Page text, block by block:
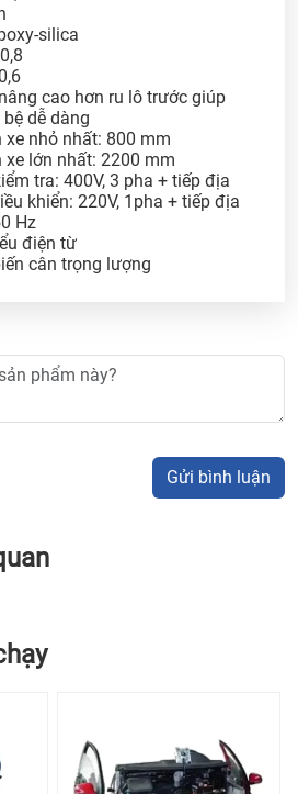
silica
cao hơn ru lô trước giúp
dễ dàng
xe nhỏ nhất: 800 mm
xe lớn nhất: 2200 mm
tra: 400V, 3 pha + tiếp địa
khiển: 220V, 1pha + tiếp địa
Hz
điện từ
cân trọng lượng
Gửi bình luận